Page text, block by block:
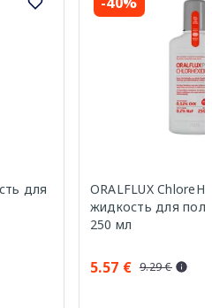
для
ORALFLUX
жидкость для
250 мл
5.57 € 9.29 €